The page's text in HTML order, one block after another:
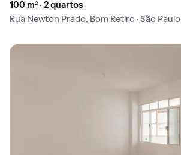
100 m² · 2 quartos
Rua Newton Prado, Bom Retiro · São Paulo